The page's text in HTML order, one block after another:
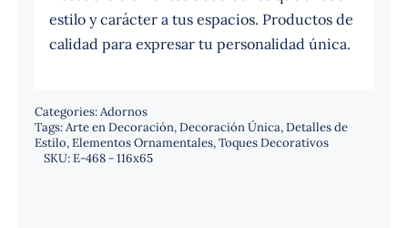
estilo y carácter a tus espacios. Productos de
calidad para expresar tu personalidad única.
Categories:Adornos
Tags:Arte en Decoración,Decoración Única,Detalles de
Estilo,Elementos Ornamentales,Toques Decorativos
SKU:E-468 - 116x65